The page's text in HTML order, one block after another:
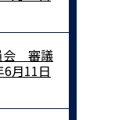
会 審議
月11日